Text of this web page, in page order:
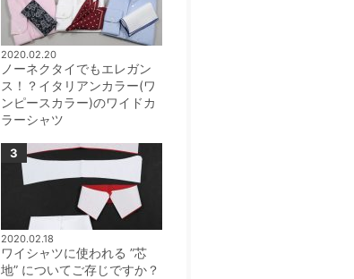
2020.02.20
ノーネクタイでもエレガン
ス！？イタリアンカラー(ワ
ンピースカラー)のワイドカ
ラーシャツ
2020.02.18
ワイシャツに使われる ”芯
地” についてご存じですか？